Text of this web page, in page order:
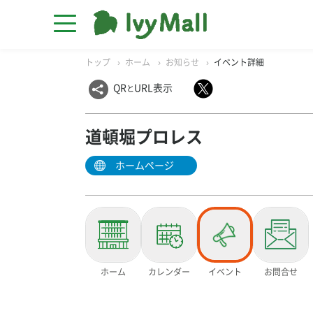
トップ ホーム お知らせ イベント詳細
QRとURL表示
道頓堀プロレス
ホームページ
ホーム カレンダー イベント お問合せ